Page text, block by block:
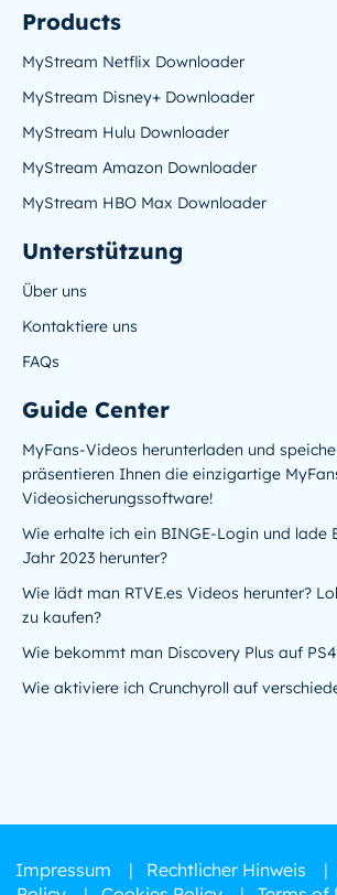
Products
MyStream Netflix Downloader
MyStream Disney+ Downloader
MyStream Hulu Downloader
MyStream Amazon Downloader
MyStream HBO Max Downloader
Unterstützung
Über uns
Kontaktiere uns
FAQs
Guide Center
MyFans-Videos herunterladen und
präsentieren Ihnen die einzigartige
Videosicherungssoftware!
Wie erhalte ich ein BINGE-Login und lade
Jahr 2023 herunter?
Wie lädt man RTVE.es Videos herunter?
zu kaufen?
Wie bekommt man Discovery Plus auf
Wie aktiviere ich Crunchyroll auf
Impressum | Rechtlicher Hinweis |